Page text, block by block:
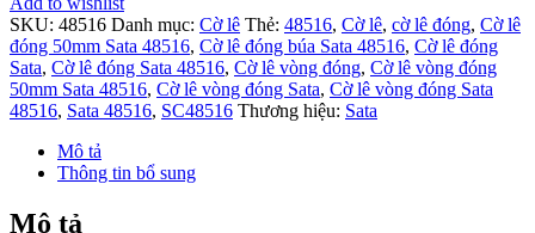
SKU: 48516 Danh mục: Cờ lê Thẻ: 48516, Cờ lê, cờ lê đóng, Cờ lê
đóng 50mm Sata 48516, Cờ lê đóng búa Sata 48516, Cờ lê đóng
Sata, Cờ lê đóng Sata 48516, Cờ lê vòng đóng, Cờ lê vòng đóng
50mm Sata 48516, Cờ lê vòng đóng Sata, Cờ lê vòng đóng Sata
48516, Sata 48516, SC48516 Thương hiệu: Sata
Mô tả
Thông tin bổ sung
Mô tả